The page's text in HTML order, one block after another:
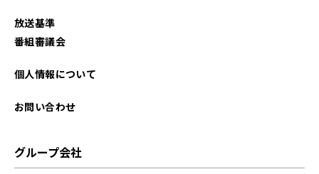
放送基準
番組審議会
個人情報について
お問い合わせ
グループ会社